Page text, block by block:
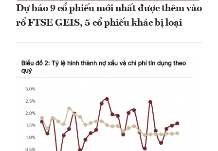
Dự báo 9 cổ phiếu mới nhất được thêm vào
rổ FTSE GEIS, 5 cổ phiếu khác bị loại